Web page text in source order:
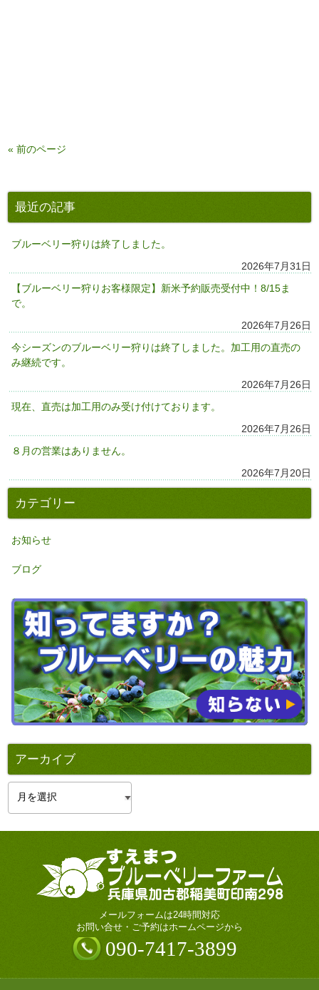
« 前のページ
最近の記事
ブルーベリー狩りは終了しました。
2026年7月31日
【ブルーベリー狩りお客様限定】新米予約販売受付中！8/15ま
で。
2026年7月26日
今シーズンのブルーベリー狩りは終了しました。加工用の直売の
み継続です。
2026年7月26日
現在、直売は加工用のみ受け付けております。
2026年7月26日
８月の営業はありません。
2026年7月20日
カテゴリー
お知らせ
ブログ
アーカイブ
イ
メールフォームは24時間対応
お問い合せ・ご予約はホームページから
090-7417-3899